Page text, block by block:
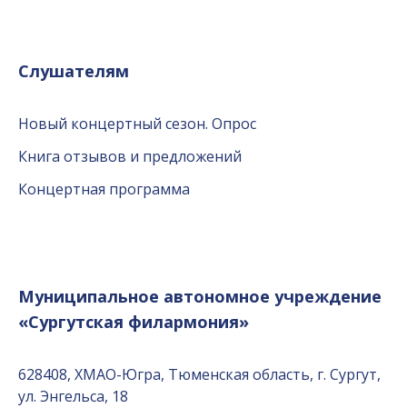
Слушателям
Новый концертный сезон. Опрос
Книга отзывов и предложений
Концертная программа
Муниципальное автономное учреждение
«Сургутская филармония»
628408, ХМАО-Югра, Тюменская область, г. Сургут,
ул. Энгельса, 18